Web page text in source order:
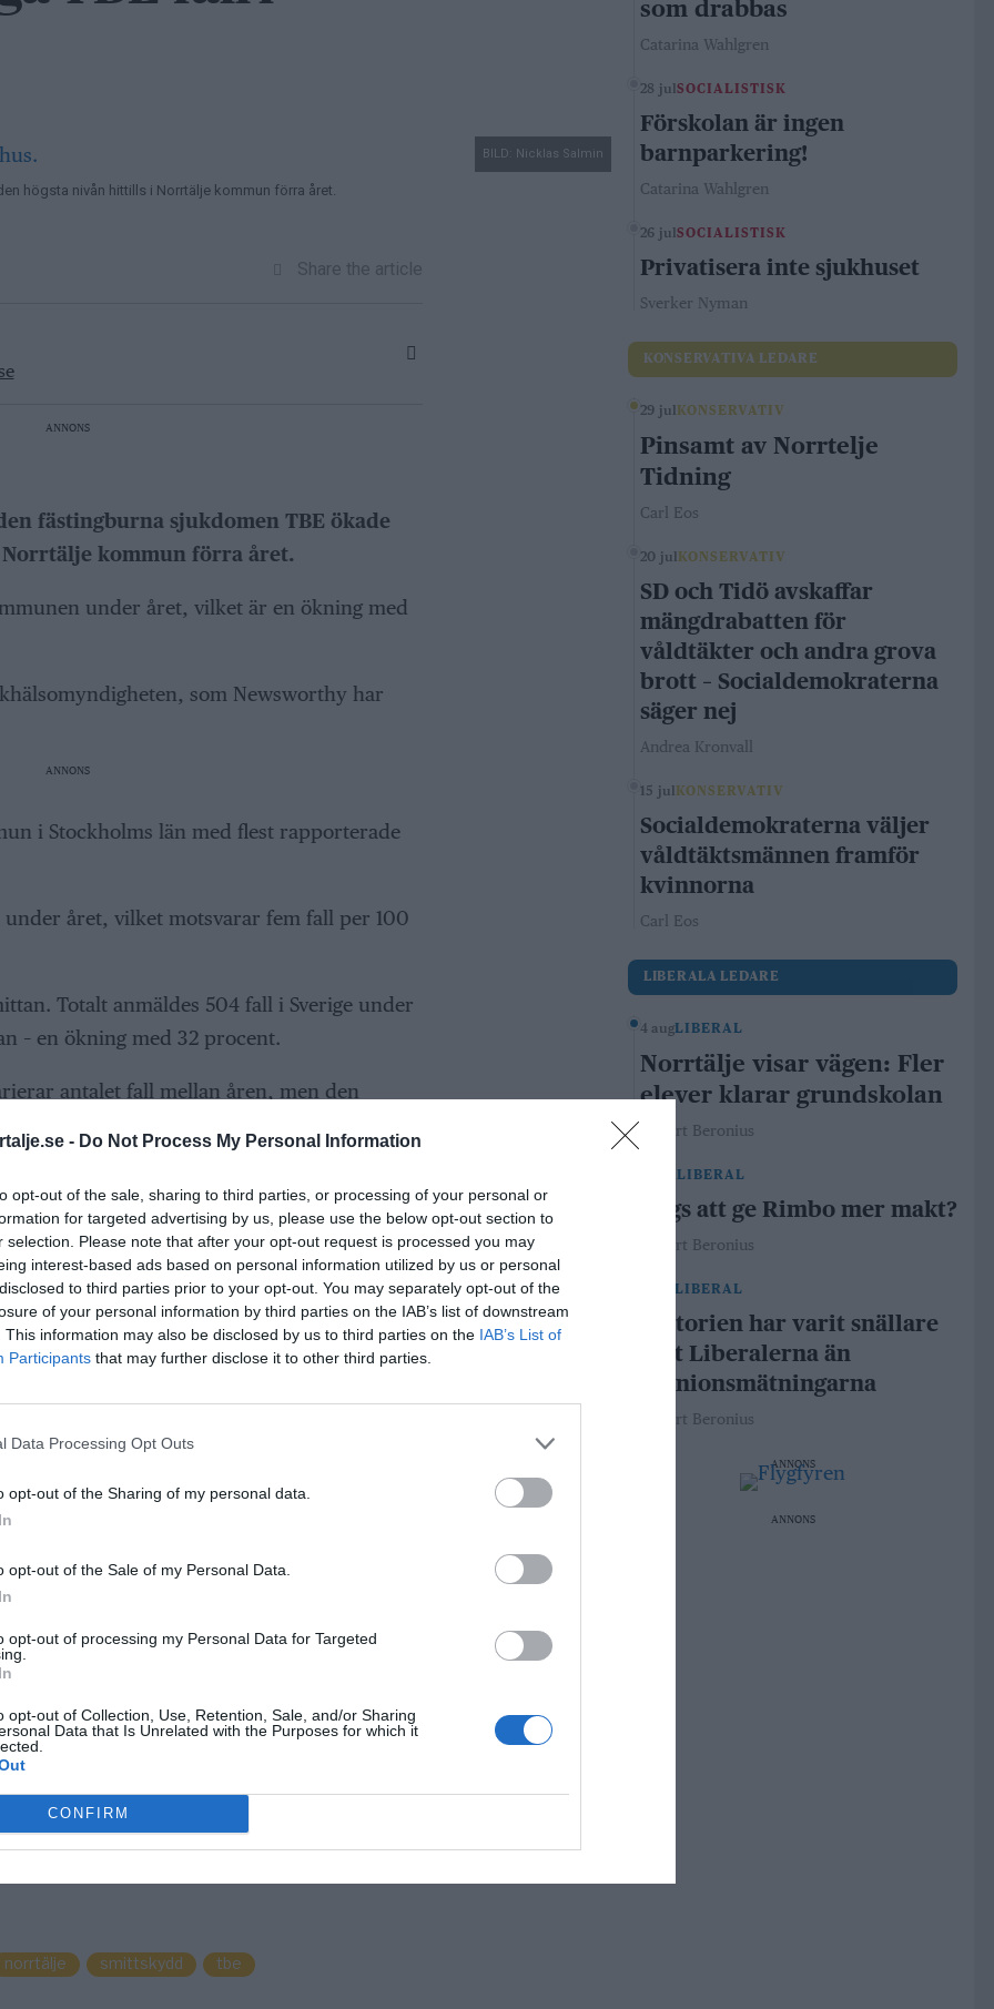
- Do Not Process My Personal Information
opt-out of the sale, sharing to third parties, or processing of your personal or
for targeted advertising by us, please use the below opt-out section to
selection. Please note that after your opt-out request is processed you may
interest-based ads based on personal information utilized by us or personal
to third parties prior to your opt-out. You may separately opt-out of the
of your personal information by third parties on the IAB’s list of downstream
This information may also be disclosed by us to third parties on the IAB’s List of
Participants that may further disclose it to other third parties.
Data Processing Opt Outs
opt-out of the Sharing of my personal data.
opt-out of the Sale of my Personal Data.
opt-out of processing my Personal Data for Targeted
opt-out of Collection, Use, Retention, Sale, and/or Sharing
Data that Is Unrelated with the Purposes for which it
CONFIRM
BILD: Nicklas Salmin
högsta nivån hittills i Norrtälje kommun förra året.
Share the article
ANNONS
fästingburna sjukdomen TBE ökade
kommun förra året.
under året, vilket är en ökning med
som Newsworthy har
ANNONS
i Stockholms län med flest rapporterade
under året, vilket motsvarar fem fall per 100
Totalt anmäldes 504 fall i Sverige under
– en ökning med 32 procent.
antalet fall mellan åren, men den
smittan ökar i Sverige och har sedan 2013
per år.
det gör är att det är så många olika
i naturen, i vädret och folks beteenden
utredare på enheten för zoonoser och
i Stockholms län, de områden som
förekomst av TBE.
i södra och mellersta delarna av landet.
ANNONS
norrtälje smittskydd tbe
som drabbas
Catarina Wahlgren
28 julSOCIALISTISK
Förskolan är ingen
barnparkering!
Catarina Wahlgren
26 julSOCIALISTISK
Privatisera inte sjukhuset
Sverker Nyman
KONSERVATIVA LEDARE
29 jul KONSERVATIV
Pinsamt av Norrtelje
Tidning
Carl Eos
20 jul KONSERVATIV
SD och Tidö avskaffar
mängdrabatten för
våldtäkter och andra grova
brott – Socialdemokraterna
säger nej
Andrea Kronvall
15 jul KONSERVATIV
Socialdemokraterna väljer
våldtäktsmännen framför
kvinnorna
Carl Eos
LIBERALA LEDARE
4 augLIBERAL
Norrtälje visar vägen: Fler
elever klarar grundskolan
Robert Beronius
29 julLIBERAL
Dags att ge Rimbo mer makt?
Robert Beronius
LIBERAL
Historien har varit snällare
mot Liberalerna än
opinionsmätningarna
Robert Beronius
ANNONS
ANNONS